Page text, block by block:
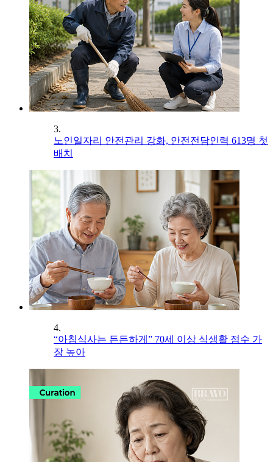
3.
노인일자리 안전관리 강화, 안전전담인력 613명 첫
배치
4.
“아침식사는 든든하게” 70세 이상 식생활 점수 가
장 높아